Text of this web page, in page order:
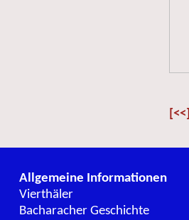
[<<]
Allgemeine Informationen
Vierthäler
Bacharacher Geschichte